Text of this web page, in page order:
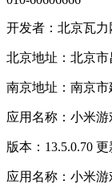
开发者：北京瓦力
北京地址：北京
南京地址：南京
应用名称：小米游
版本：13.5.0.70
应用名称：小米游